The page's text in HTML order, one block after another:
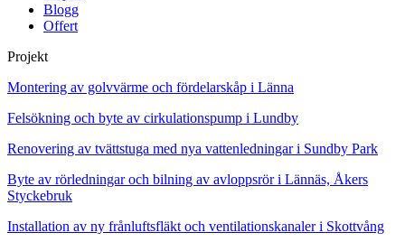
Blogg
Offert
Projekt
Montering av golvvärme och fördelarskåp i Länna
Felsökning och byte av cirkulationspump i Lundby
Renovering av tvättstuga med nya vattenledningar i Sundby Park
Byte av rörledningar och bilning av avloppsrör i Lännäs, Åkers
Styckebruk
Installation av ny frånluftsfläkt och ventilationskanaler i Skottvång